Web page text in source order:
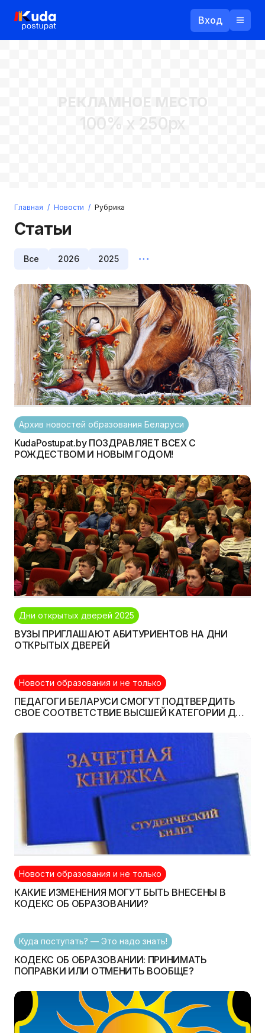
Вход
Войти
РЕКЛАМНОЕ МЕСТО
100% x 250px
Главная / Новости / Рубрика
Статьи
Все 2026 2025
Архив новостей образования Беларуси
KudaPostupat.by ПОЗДРАВЛЯЕТ ВСЕХ С
РОЖДЕСТВОМ И НОВЫМ ГОДОМ!
Дни открытых дверей 2025
ВУЗЫ ПРИГЛАШАЮТ АБИТУРИЕНТОВ НА ДНИ
ОТКРЫТЫХ ДВЕРЕЙ
Новости образования и не только
ПЕДАГОГИ БЕЛАРУСИ СМОГУТ ПОДТВЕРДИТЬ
СВОЕ СООТВЕТСТВИЕ ВЫСШЕЙ КАТЕГОРИИ ДО
Новости образования и не только
КАКИЕ ИЗМЕНЕНИЯ МОГУТ БЫТЬ ВНЕСЕНЫ В
КОДЕКС ОБ ОБРАЗОВАНИИ?
Куда поступать? — Это надо знать!
КОДЕКС ОБ ОБРАЗОВАНИИ: ПРИНИМАТЬ
ПОПРАВКИ ИЛИ ОТМЕНИТЬ ВООБЩЕ?